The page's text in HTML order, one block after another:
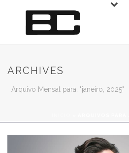
ARCHIVES
Arquivo Mensal para: "janeiro, 2025"